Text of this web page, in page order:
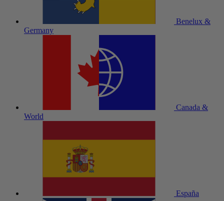
Benelux &
Germany
Canada &
World
España